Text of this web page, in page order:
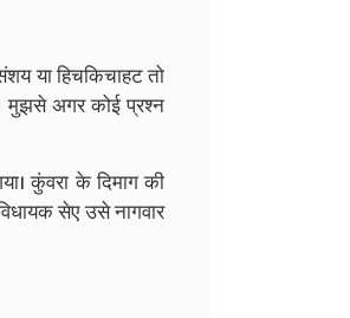
या हिचकिचाहट तो
मुझसे अगर कोई प्रश्न
कुंवरा के दिमाग की
सेए उसे नागवार